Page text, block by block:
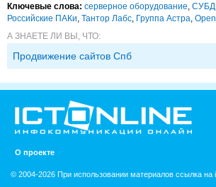
Ключевые слова: серверное оборудование, СУБД
Российские ПАКи, Тантор Лабс, Группа Астра,
А ЗНАЕТЕ ЛИ ВЫ, ЧТО:
Продвижение сайтов Спб
О проекте
© 2004-2026 При использовании материалов ссылка на